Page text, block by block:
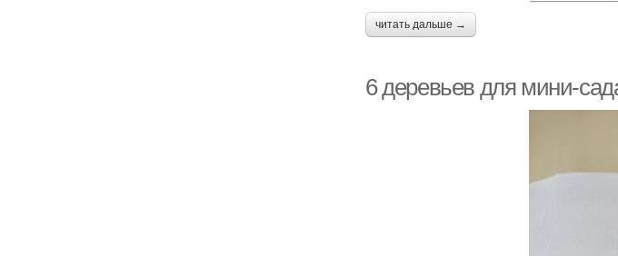
читать дальше →
6 деревьев для мини-